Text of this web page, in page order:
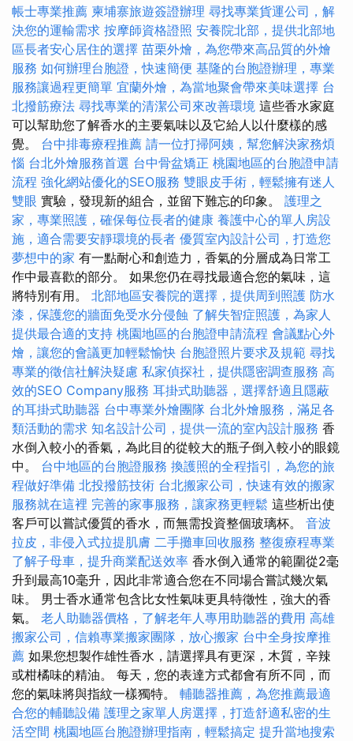
帳士專業推薦 柬埔寨旅遊簽證辦理 尋找專業貨運公司，解
決您的運輸需求 按摩師資格證照 安養院北部，提供北部地
區長者安心居住的選擇 苗栗外燴，為您帶來高品質的外燴
服務 如何辦理台胞證，快速簡便 基隆的台胞證辦理，專業
服務讓過程更簡單 宜蘭外燴，為當地聚會帶來美味選擇 台
北撥筋療法 尋找專業的清潔公司來改善環境 這些香水家庭
可以幫助您了解香水的主要氣味以及它給人以什麼樣的感
覺。 台中排毒療程推薦 請一位打掃阿姨，幫您解決家務煩
惱 台北外燴服務首選 台中骨盆矯正 桃園地區的台胞證申請
流程 強化網站優化的SEO服務 雙眼皮手術，輕鬆擁有迷人
雙眼 實驗，發現新的組合，並留下難忘的印象。 護理之
家，專業照護，確保每位長者的健康 養護中心的單人房設
施，適合需要安靜環境的長者 優質室內設計公司，打造您
夢想中的家 有一點耐心和創造力，香氣的分層成為日常工
作中最喜歡的部分。 如果您仍在尋找最適合您的氣味，這
將特別有用。 北部地區安養院的選擇，提供周到照護 防水
漆，保護您的牆面免受水分侵蝕 了解失智症照護，為家人
提供最合適的支持 桃園地區的台胞證申請流程 會議點心外
燴，讓您的會議更加輕鬆愉快 台胞證照片要求及規範 尋找
專業的徵信社解決疑慮 私家偵探社，提供隱密調查服務 高
效的SEO Company服務 耳掛式助聽器，選擇舒適且隱蔽
的耳掛式助聽器 台中專業外燴團隊 台北外燴服務，滿足各
類活動的需求 知名設計公司，提供一流的室內設計服務 香
水倒入較小的香氣，為此目的從較大的瓶子倒入較小的眼鏡
中。 台中地區的台胞證服務 換護照的全程指引，為您的旅
程做好準備 北投撥筋技術 台北搬家公司，快速有效的搬家
服務就在這裡 完善的家事服務，讓家務更輕鬆 這些析出使
客戶可以嘗試優質的香水，而無需投資整個玻璃杯。 音波
拉皮，非侵入式拉提肌膚 二手攤車回收服務 整復療程專業
了解子母車，提升商業配送效率 香水倒入通常的範圍從2毫
升到最高10毫升，因此非常適合您在不同場合嘗試幾次氣
味。 男士香水通常包含比女性氣味更具特徵性，強大的香
氣。 老人助聽器價格，了解老年人專用助聽器的費用 高雄
搬家公司，信賴專業搬家團隊，放心搬家 台中全身按摩推
薦 如果您想製作雄性香水，請選擇具有更深，木質，辛辣
或柑橘味的精油。 每天，您的表達方式都會有所不同，而
您的氣味將與指紋一樣獨特。 輔聽器推薦，為您推薦最適
合您的輔聽設備 護理之家單人房選擇，打造舒適私密的生
活空間 桃園地區台胞證辦理指南，輕鬆搞定 提升當地搜索